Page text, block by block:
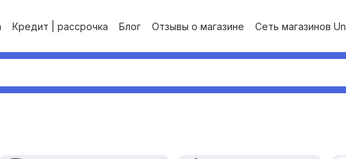
Кредит | рассрочка Блог Отзывы о магазине Сеть магазинов